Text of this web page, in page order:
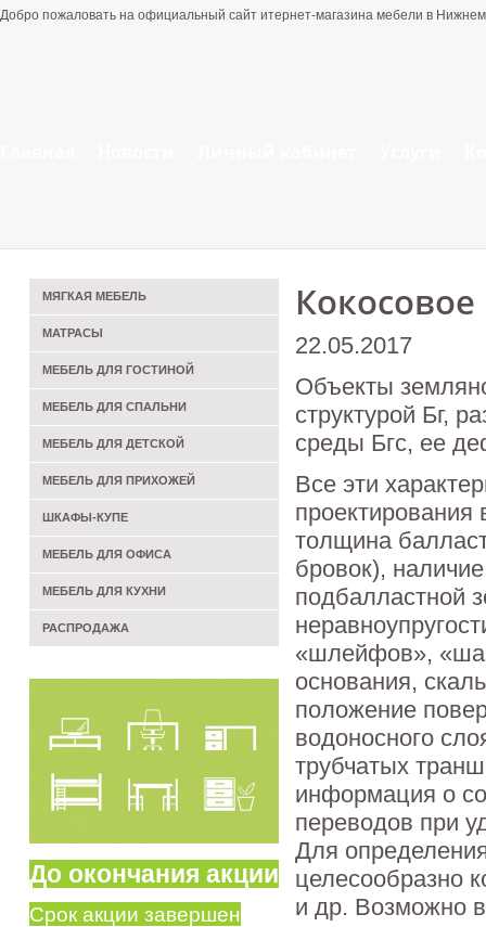
Добро пожаловать на официальный сайт итернет-магазина мебели в
22.05.2017
Объекты
структурой Бг,
среды Бгс, ее
Все эти
проектирования
толщина
бровок),
подбалластной
«шлейфов»,
основания,
положение
водоносного
трубчатых
информация о
переводов при
Для
целесообразно
и др. Возможно
МЯГКАЯ МЕБЕЛЬ
МАТРАСЫ
МЕБЕЛЬ ДЛЯ ГОСТИНОЙ
МЕБЕЛЬ ДЛЯ СПАЛЬНИ
МЕБЕЛЬ ДЛЯ ДЕТСКОЙ
МЕБЕЛЬ ДЛЯ ПРИХОЖЕЙ
ШКАФЫ-КУПЕ
МЕБЕЛЬ ДЛЯ ОФИСА
МЕБЕЛЬ ДЛЯ КУХНИ
РАСПРОДАЖА
До окончания акции
Срок акции завершен